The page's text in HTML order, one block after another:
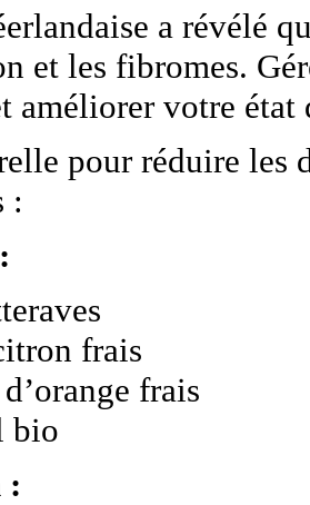
a révélé
et les fibromes.
améliorer votre état
pour réduire les
:
frais
frais
bio
: